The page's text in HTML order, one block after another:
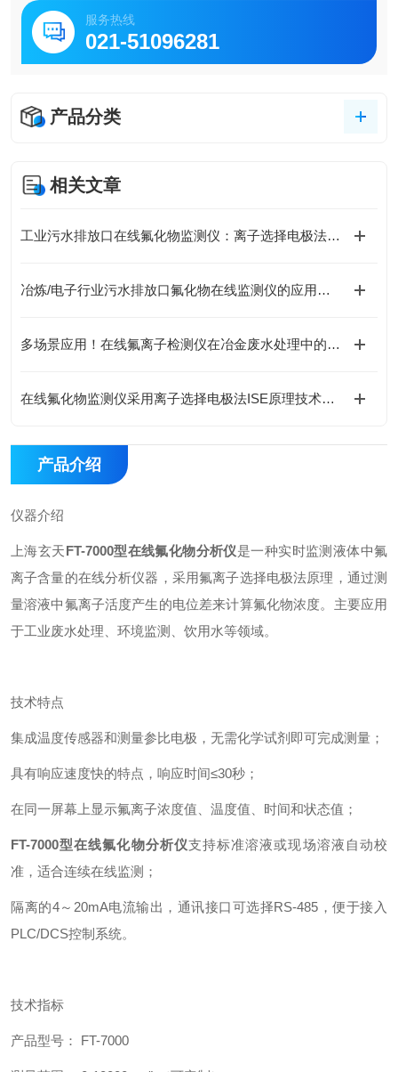
服务热线
021-51096281
产品分类
相关文章
工业污水排放口在线氟化物监测仪：离子选择电极法VS分光光度法对比分析
冶炼/电子行业污水排放口氟化物在线监测仪的应用解析
多场景应用！在线氟离子检测仪在冶金废水处理中的实际应用
在线氟化物监测仪采用离子选择电极法ISE原理技术解析
产品介绍
仪器介绍
上海玄天FT-7000型在线氟化物分析仪是一种实时监测液体中氟
离子含量的在线分析仪器，采用氟离子选择电极法原理，通过测
量溶液中氟离子活度产生的电位差来计算氟化物浓度。主要应用
于工业废水处理、环境监测、饮用水等领域。
技术特点
集成温度传感器和测量参比电极，无需化学试剂即可完成测量；
具有响应速度快的特点，响应时间≤30秒；
‌在同一屏幕上显示氟离子浓度值、温度值、时间和状态值；
FT-7000型在线氟化物分析仪支持标准溶液或现场溶液自动校
准，适合连续在线监测；
隔离的4～20mA电流输出，通讯接口可选择RS-485，便于接入
PLC/DCS控制系统。
技术指标
产品型号： FT-7000